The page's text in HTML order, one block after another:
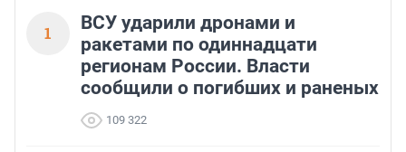
1
ВСУ ударили дронами и
ракетами по одиннадцати
регионам России. Власти
сообщили о погибших и раненых
109 322